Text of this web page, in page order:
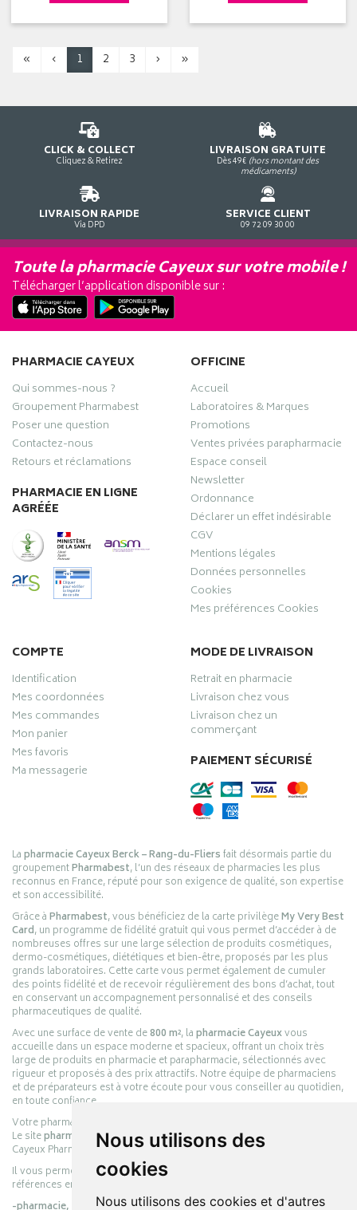
Nous utilisons des
cookies
Nous utilisons des cookies et d'autres
« ‹ 1 2 3 › »
CLICK & COLLECT
Cliquez & Retirez
LIVRAISON GRATUITE
Dès 49€ (hors montant des
médicaments)
LIVRAISON RAPIDE
Via DPD
SERVICE CLIENT
09 72 09 30 00
Toute la pharmacie Cayeux sur votre mobile !
Télécharger l’application disponible sur :
PHARMACIE CAYEUX
Qui sommes-nous ?
Groupement Pharmabest
Poser une question
Contactez-nous
Retours et réclamations
PHARMACIE EN LIGNE
AGRÉÉE
OFFICINE
Accueil
Laboratoires & Marques
Promotions
Ventes privées parapharmacie
Espace conseil
Newsletter
Ordonnance
Déclarer un effet indésirable
CGV
Mentions légales
Données personnelles
Cookies
Mes préférences Cookies
COMPTE
Identification
Mes coordonnées
Mes commandes
Mon panier
Mes favoris
Ma messagerie
MODE DE LIVRAISON
Retrait en pharmacie
Livraison chez vous
Livraison chez un
commerçant
PAIEMENT SÉCURISÉ
Lapharmacie Cayeux Berck – Rang-du-Fliersfait désormais partie du
groupementPharmabest, l’un des réseaux de pharmacies les plus
reconnus en France, réputé pour son exigence de qualité, son expertise
et son accessibilité.
Grâce àPharmabest, vous bénéficiez de la carte privilègeMy Very Best
Card, un programme de fidélité gratuit qui vous permet d’accéder à de
nombreuses offres sur une large sélection de produits cosmétiques,
dermo-cosmétiques, diététiques et bien-être, proposés par les plus
grands laboratoires. Cette carte vous permet également de cumuler
des points fidélité et de recevoir régulièrement des bons d’achat, tout
en conservant un accompagnement personnalisé et des conseils
pharmaceutiques de qualité.
Avec une surface de vente de800 m², lapharmacie Cayeuxvous
accueille dans un espace moderne et spacieux, offrant un choix très
large de produits en pharmacie et parapharmacie, sélectionnés avec
rigueur et proposés à des prix attractifs. Notre équipe de pharmaciens
et de préparateurs est à votre écoute pour vous conseiller au quotidien,
en toute confiance.
Votre pharmacie en ligne :
Le sitepharmacie-cayeux.frest le prolongement digital de la pharmacie
Cayeux Pharmabest Berck-sur-Mer – Rang-du-Fliers.
Il vous permet de réaliser vos achats en ligne parmi des milliers de
références en :